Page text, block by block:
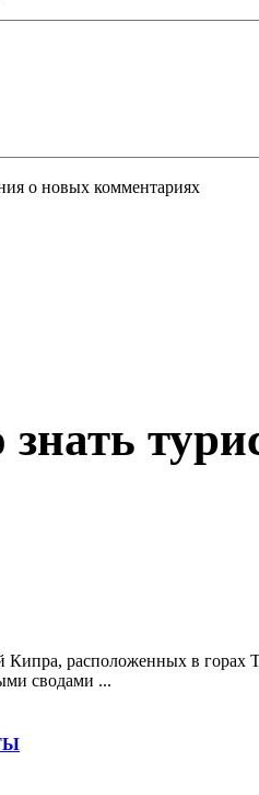
о новых комментариях
Кипра, расположенных в
сводами ...